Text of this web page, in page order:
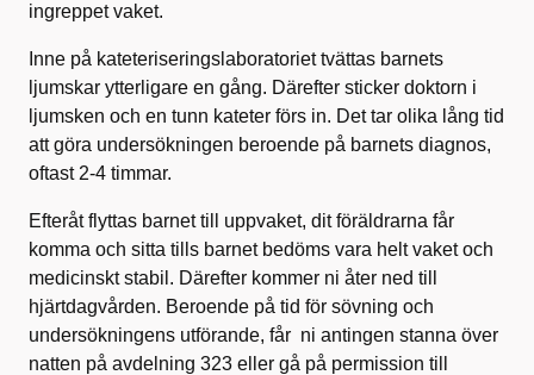
ingreppet vaket.
Inne på kateteriseringslaboratoriet tvättas barnets
ljumskar ytterligare en gång. Därefter sticker doktorn i
ljumsken och en tunn kateter förs in. Det tar olika lång tid
att göra undersökningen beroende på barnets diagnos,
oftast 2-4 timmar.
Efteråt flyttas barnet till uppvaket, dit föräldrarna får
komma och sitta tills barnet bedöms vara helt vaket och
medicinskt stabil. Därefter kommer ni åter ned till
hjärtdagvården. Beroende på tid för sövning och
undersökningens utförande, får ni antingen stanna över
natten på avdelning 323 eller gå på permission till